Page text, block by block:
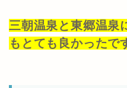
三朝温泉と東郷温泉
もとても良かった